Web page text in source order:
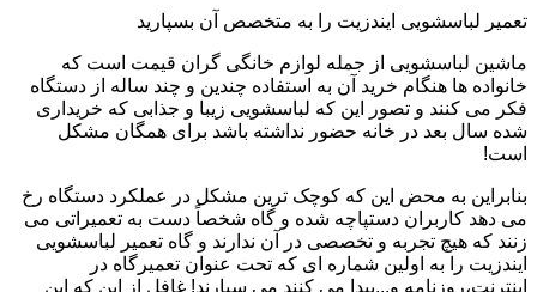
تعمیر لباسشویی ایندزیت را به متخصص آن بسپارید
ماشین لباسشویی از جمله لوازم خانگی گران قیمت است که
خانواده ها هنگام خرید آن به استفاده چندین و چند ساله از دستگاه
فکر می کنند و تصور این که لباسشویی زیبا و جذابی که خریداری
شده سال بعد در خانه حضور نداشته باشد برای همگان مشکل
است!
بنابراین به محض این که کوچک ترین مشکل در عملکرد دستگاه رخ
می دهد کاربران دستپاچه شده و گاه شخصاً دست به تعمیراتی می
زنند که هیچ تجربه و تخصصی در آن ندارند و گاه تعمیر لباسشویی
ایندزیت را به اولین شماره ای که تحت عنوان تعمیرگاه در
اینترنت،روزنامه و...پیدا می کنند می سپارند! غافل از این که این